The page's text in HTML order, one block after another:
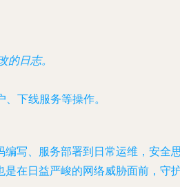
日志。
下线服务等操作。
写、服务部署到日常运维，安全
在日益严峻的网络威胁面前，守